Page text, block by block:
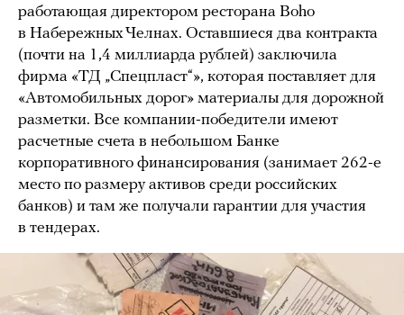
работающая директором ресторана Boho
в Набережных Челнах. Оставшиеся два контракта
(почти на 1,4 миллиарда рублей) заключила
фирма «ТД „Спецпласт“», которая поставляет для
«Автомобильных дорог» материалы для дорожной
разметки. Все компании-победители имеют
расчетные счета в небольшом Банке
корпоративного финансирования (занимает 262-е
место по размеру активов среди российских
банков) и там же получали гарантии для участия
в тендерах.